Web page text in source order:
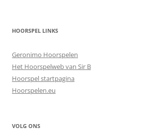
HOORSPEL LINKS
Geronimo Hoorspelen
Het Hoorspelweb van Sir B
Hoorspel startpagina
Hoorspelen.eu
VOLG ONS